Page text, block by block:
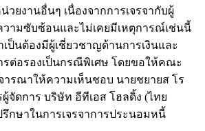
ยงานอื่นๆ เนื่องจากการเจรจากับผู้
วามซับซ้อนและไม่เคยมีเหตุการณ์เช่นนี้
ป็นต้องมีผู้เชี่ยวชาญด้านการเงินและ
ต่อรองเป็นกรณีพิเศษ โดยขอให้คณะ
ารณาให้ความเห็นชอบ นายชยายส โร
ดการ บริษัท อีทีเอส โฮลดิ้ง (ไทย
กษาในการเจรจาการประนอมหนี้